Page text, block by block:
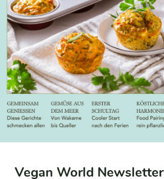
Vegan World Newsletter